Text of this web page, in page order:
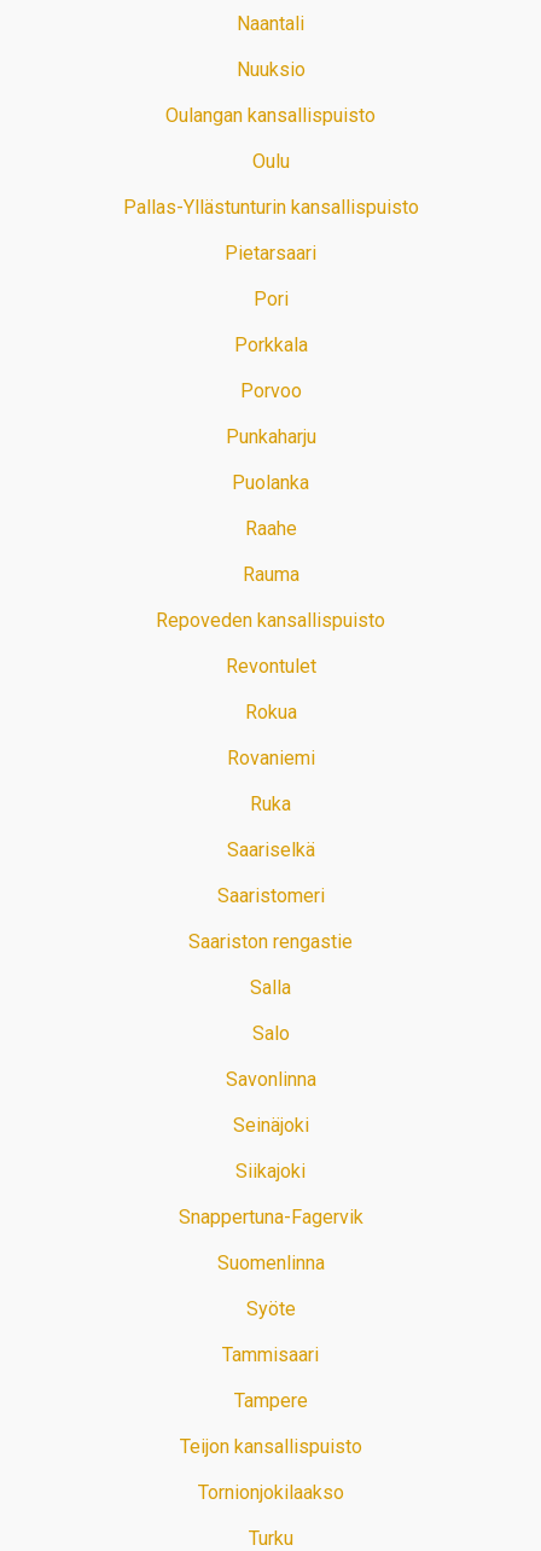
Naantali
Nuuksio
Oulangan kansallispuisto
Oulu
Pallas-Yllästunturin kansallispuisto
Pietarsaari
Pori
Porkkala
Porvoo
Punkaharju
Puolanka
Raahe
Rauma
Repoveden kansallispuisto
Revontulet
Rokua
Rovaniemi
Ruka
Saariselkä
Saaristomeri
Saariston rengastie
Salla
Salo
Savonlinna
Seinäjoki
Siikajoki
Snappertuna-Fagervik
Suomenlinna
Syöte
Tammisaari
Tampere
Teijon kansallispuisto
Tornionjokilaakso
Turku